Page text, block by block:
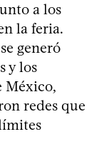
a los
la feria.
generó
y los
México,
redes que